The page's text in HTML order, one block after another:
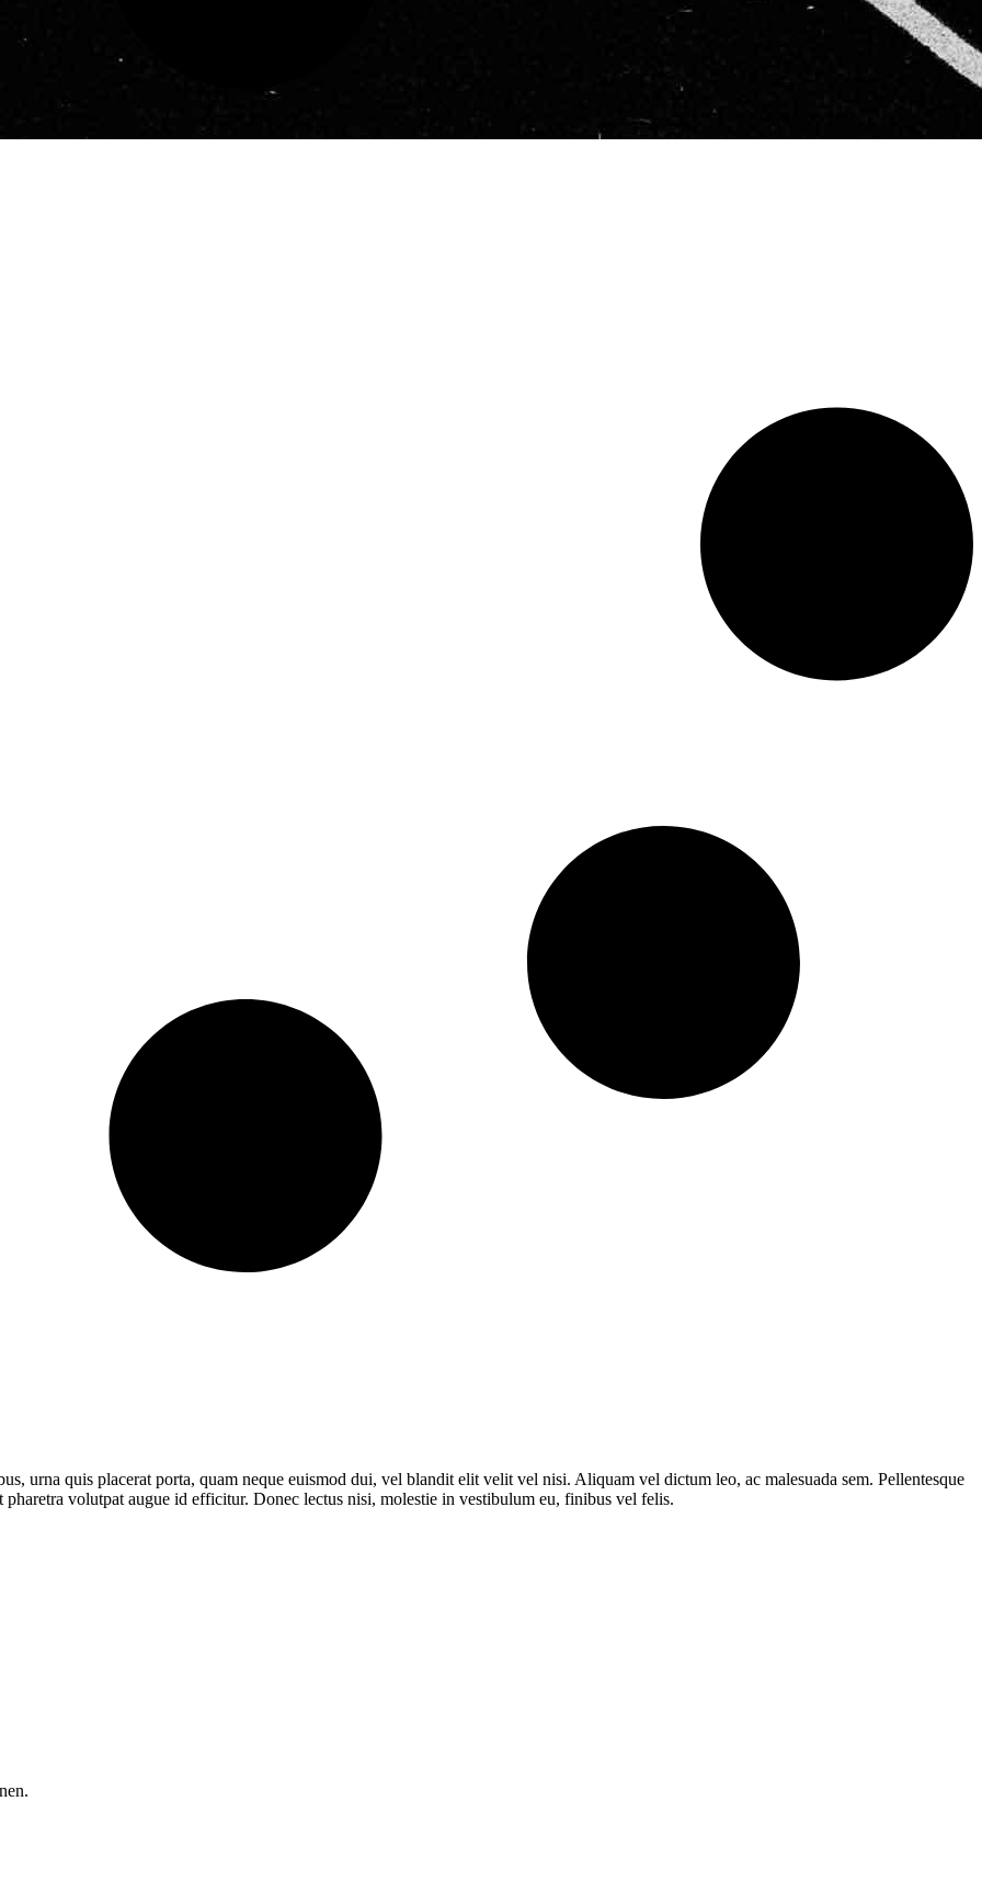
urna quis placerat porta, quam neque euismod dui, vel blandit elit velit vel nisi. Aliquam vel dictum leo, ac malesuada sem. Pellentesque
pharetra volutpat augue id efficitur. Donec lectus nisi, molestie in vestibulum eu, finibus vel felis.